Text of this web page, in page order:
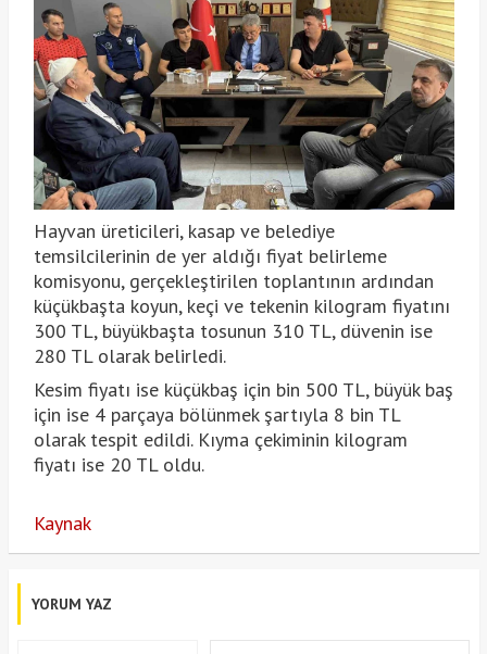
Hayvan üreticileri, kasap ve belediye
temsilcilerinin de yer aldığı fiyat belirleme
komisyonu, gerçekleştirilen toplantının ardından
küçükbaşta koyun, keçi ve tekenin kilogram fiyatını
300 TL, büyükbaşta tosunun 310 TL, düvenin ise
280 TL olarak belirledi.
Kesim fiyatı ise küçükbaş için bin 500 TL, büyük baş
için ise 4 parçaya bölünmek şartıyla 8 bin TL
olarak tespit edildi. Kıyma çekiminin kilogram
fiyatı ise 20 TL oldu.
Kaynak
YORUM YAZ